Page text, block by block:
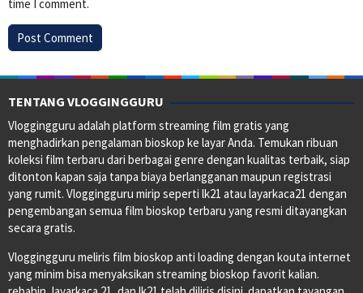
time I comment.
TENTANG VLOGGINGGURU
Vloggingguru adalah platform streaming film gratis yang
menghadirkan pengalaman bioskop ke layar Anda. Temukan ribuan
koleksi film terbaru dari berbagai genre dengan kualitas terbaik, siap
ditonton kapan saja tanpa biaya berlangganan maupun registrasi
yang rumit. Vloggingguru mirip seperti lk21 atau layarkaca21 dengan
pengembangan semua film bioskop terbaru yang resmi ditayangkan
secara gratis.
Vloggingguru meliris film bioskop anti loading dengan kouta internet
yang minim bisa menyaksikan streaming bioskop favorit kalian.